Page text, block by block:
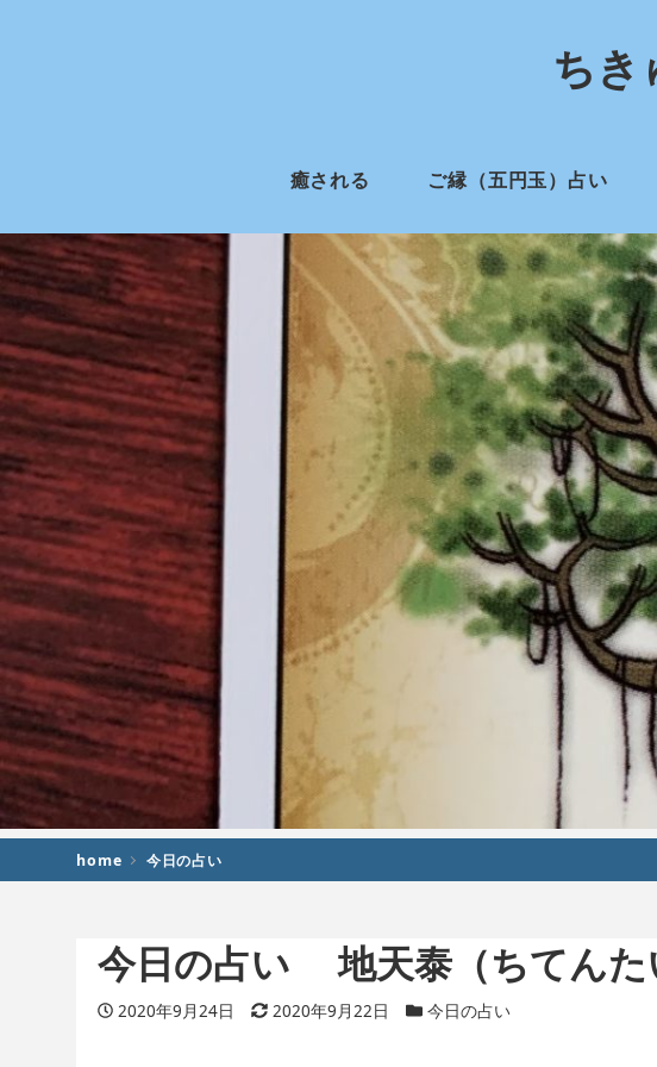
ち
癒される ご縁（五円玉）占い
home 今日の占い
今日の占い 地天泰（ちてんた
投稿日
2020年9月24日 更新日
2020年9月22日 カテゴリー
今日の占い